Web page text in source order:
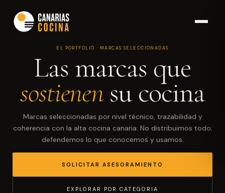
EL PORTFOLIO · MARCAS SELECCIONADAS
Las marcas que
sostienen su cocina
Marcas seleccionadas por nivel técnico, trazabilidad y
coherencia con la alta cocina canaria. No distribuimos todo;
defendemos lo que conocemos y usamos.
SOLICITAR ASESORAMIENTO
EXPLORAR POR CATEGORIA